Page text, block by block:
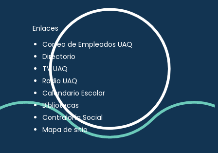
Enlaces
Correo de Empleados UAQ
Directorio
TV UAQ
Radio UAQ
Calendario Escolar
Bibliotecas
Contraloría Social
Mapa de sitio